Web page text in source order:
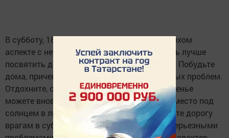
В субботу, 18 ноября, Плутон окажется в плохом
аспекте с негативным Меркурием. Этот день лучше
посвятить делам неспешным, осторожным. Побудьте
дома, причем в уединении, среди свои личных проблем.
Отдохните, смените обстановку, а в воскресенье
можете вновь смело врываться в битву за место под
солнцем в любой сфере жизни. Не переходите дорогу
врагам в субботу, потому что это чревато серьезными